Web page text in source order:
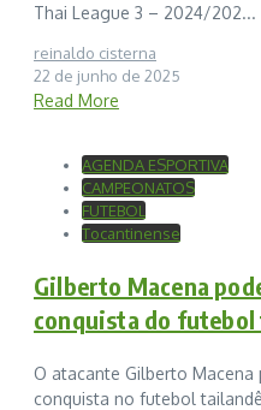
Thai League 3 – 2024/202...
reinaldo cisterna
22 de junho de 2025
Read More
AGENDA ESPORTIVA
CAMPEONATOS
FUTEBOL
Tocantinense
Gilberto Macena
conquista do
O atacante Gilberto Macena
conquista no futebol